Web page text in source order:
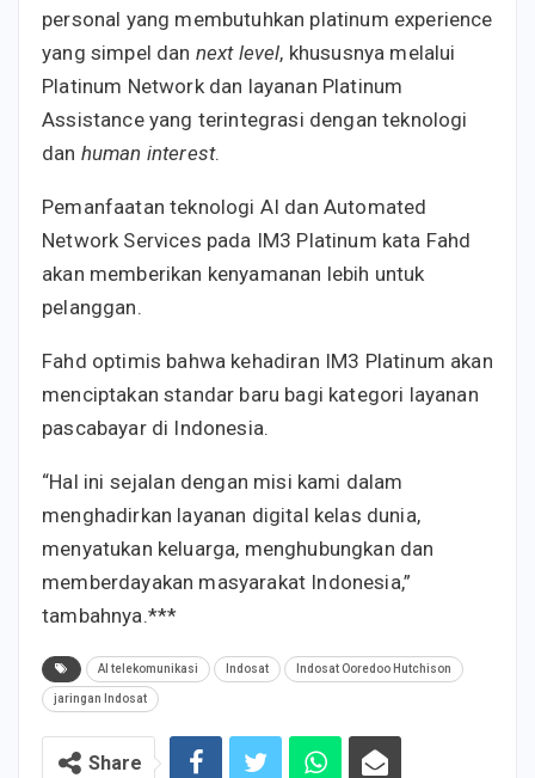
personal yang membutuhkan platinum experience
yang simpel dan next level, khususnya melalui
Platinum Network dan layanan Platinum
Assistance yang terintegrasi dengan teknologi
dan human interest.
Pemanfaatan teknologi AI dan Automated
Network Services pada IM3 Platinum kata Fahd
akan memberikan kenyamanan lebih untuk
pelanggan.
Fahd optimis bahwa kehadiran IM3 Platinum akan
menciptakan standar baru bagi kategori layanan
pascabayar di Indonesia.
“Hal ini sejalan dengan misi kami dalam
menghadirkan layanan digital kelas dunia,
menyatukan keluarga, menghubungkan dan
memberdayakan masyarakat Indonesia,”
tambahnya.***
AI telekomunikasi Indosat Indosat Ooredoo Hutchison
jaringan Indosat
Share